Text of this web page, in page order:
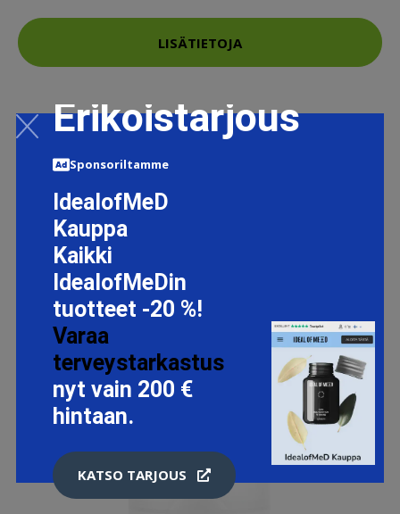
LISÄTIETOJA
Erikoistarjous
Sponsoriltamme
IdealofMeD
Kauppa
Kaikki
IdealofMeDin
tuotteet -20 %!
Varaa
terveystarkastus
nyt vain 200 €
hintaan.
KATSO TARJOUS